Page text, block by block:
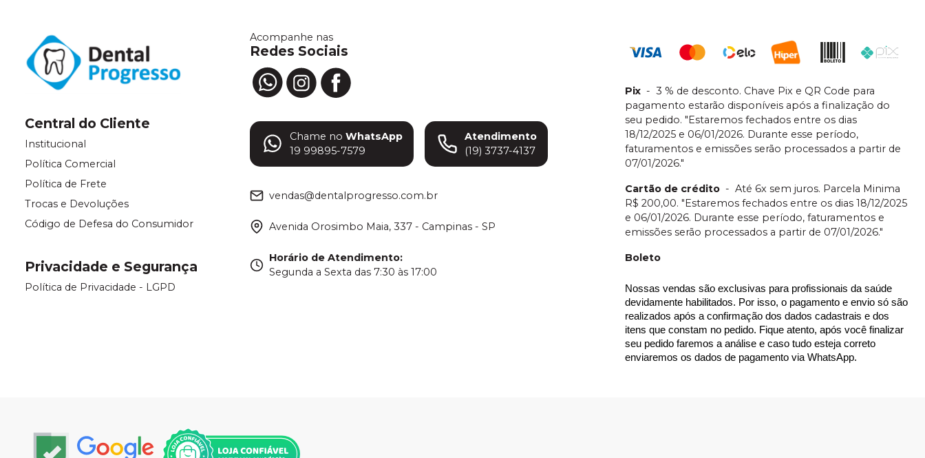
Central do Cliente
Institucional
Política Comercial
Política de Frete
Trocas e Devoluções
Código de Defesa do Consumidor
Privacidade e Segurança
Política de Privacidade - LGPD
Acompanhe nas
Redes Sociais
Chame no WhatsApp
19 99895-7579
Atendimento
(19) 3737-4137
vendas@dentalprogresso.com.br
Avenida Orosimbo Maia, 337 - Campinas - SP
Horário de Atendimento:
Segunda a Sexta das 7:30 às 17:00
Pix - 3 % de desconto. Chave Pix e QR Code para
pagamento estarão disponíveis após a finalização do
seu pedido. "Estaremos fechados entre os dias
18/12/2025 e 06/01/2026. Durante esse período,
faturamentos e emissões serão processados a partir de
07/01/2026."
Cartão de crédito - Até 6x sem juros. Parcela Minima
R$ 200,00. "Estaremos fechados entre os dias 18/12/2025
e 06/01/2026. Durante esse período, faturamentos e
emissões serão processados a partir de 07/01/2026."
Boleto
Nossas vendas são exclusivas para profissionais da saúde
devidamente habilitados. Por isso, o pagamento e envio só são
realizados após a confirmação dos dados cadastrais e dos
itens que constam no pedido. Fique atento, após você finalizar
seu pedido faremos a análise e caso tudo esteja correto
enviaremos os dados de pagamento via WhatsApp.